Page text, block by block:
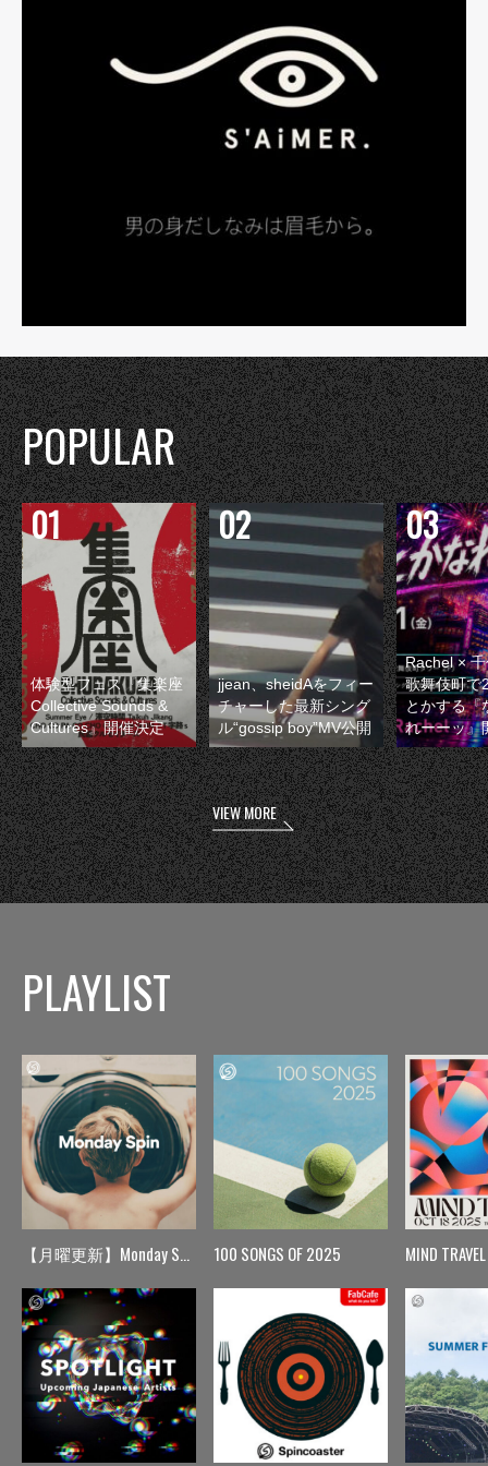
POPULAR
体験型フェス『集楽座
Collective Sounds &
Cultures』開催決定
jjean、sheidAをフィー
チャーした最新シング
ル“gossip boy”MV公開
Rachel ×
歌舞伎町で
とかする『
れーーッ』
VIEW MORE
PLAYLIST
【月曜更新】Monday Spin 100 SONGS OF 2025 MIND TRAVEL